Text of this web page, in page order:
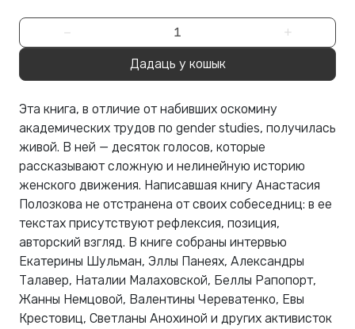
− +
Дадаць у кошык
Эта книга, в отличие от набивших оскомину
академических трудов по gender studies, получилась
живой. В ней — десяток голосов, которые
рассказывают сложную и нелинейную историю
женского движения. Написавшая книгу Анастасия
Полозкова не отстранена от своих собеседниц: в ее
текстах присутствуют рефлексия, позиция,
авторский взгляд. В книге собраны интервью
Екатерины Шульман, Эллы Панеях, Александры
Талавер, Наталии Малаховской, Беллы Рапопорт,
Жанны Немцовой, Валентины Череватенко, Евы
Крестовиц, Светланы Анохиной и других активисток